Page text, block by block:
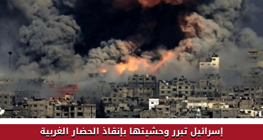
إسرائيل تبرر وحشيتها بإنقاذ الحضار الغربية